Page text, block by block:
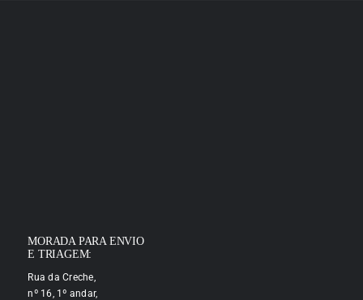
MORADA PARA ENVIO
E TRIAGEM:
Rua da Creche,
nº 16, 1º andar,